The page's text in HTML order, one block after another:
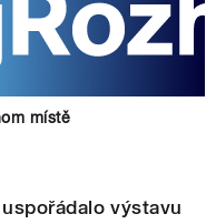
místě
výstavu